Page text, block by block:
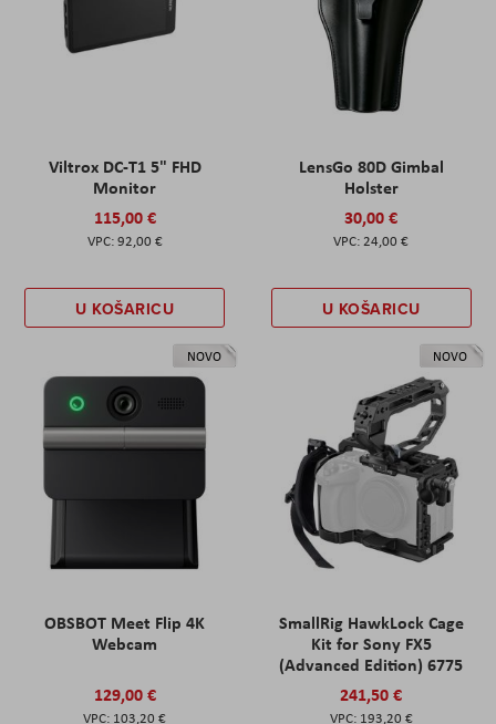
Viltrox DC-T1 5" FHD
Monitor
115,00 €
92,00 €
U KOŠARICU
LensGo 80D Gimbal
Holster
30,00 €
24,00 €
U KOŠARICU
NOVO
OBSBOT Meet Flip 4K
Webcam
129,00 €
103,20 €
NOVO
SmallRig HawkLock Cage
Kit for Sony FX5
(Advanced Edition) 6775
241,50 €
193,20 €